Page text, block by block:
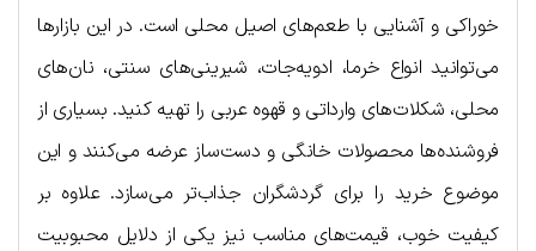
خوراکی و آشنایی با طعم‌های اصیل محلی است. در این بازارها
می‌توانید انواع خرما، ادویه‌جات، شیرینی‌های سنتی، نان‌های
محلی، شکلات‌های وارداتی و قهوه عربی را تهیه کنید. بسیاری از
فروشنده‌ها محصولات خانگی و دست‌ساز عرضه می‌کنند و این
موضوع خرید را برای گردشگران جذاب‌تر می‌سازد. علاوه بر
کیفیت خوب، قیمت‌های مناسب نیز یکی از دلایل محبوبیت